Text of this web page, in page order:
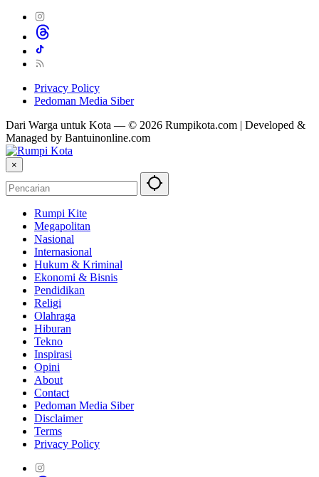
Privacy Policy
Pedoman Media Siber
Dari Warga untuk Kota — © 2026 Rumpikota.com | Developed &
Managed by Bantuinonline.com
×
Rumpi Kite
Megapolitan
Nasional
Internasional
Hukum & Kriminal
Ekonomi & Bisnis
Pendidikan
Religi
Olahraga
Hiburan
Tekno
Inspirasi
Opini
About
Contact
Pedoman Media Siber
Disclaimer
Terms
Privacy Policy